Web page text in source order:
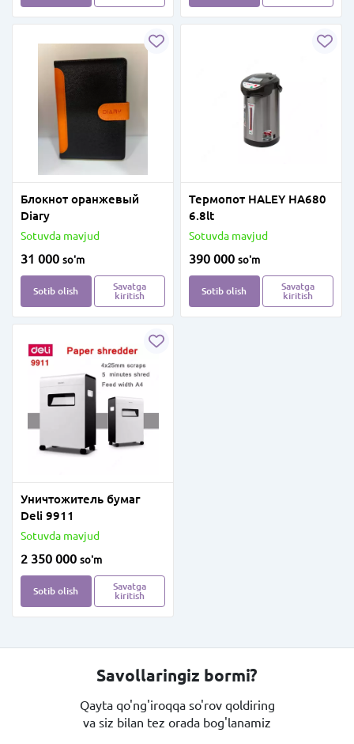
Блокнот оранжевый
Diary
Sotuvda mavjud
31 000 so'm
Sotib olish
Savatga
kiritish
Термопот HALEY HA680
6.8lt
Sotuvda mavjud
390 000 so'm
Sotib olish
Savatga
kiritish
Уничтожитель бумаг
Deli 9911
Sotuvda mavjud
2 350 000 so'm
Sotib olish
Savatga
kiritish
Savollaringiz bormi?
Qayta qo'ng'iroqqa so'rov qoldiring
va siz bilan tez orada bog'lanamiz